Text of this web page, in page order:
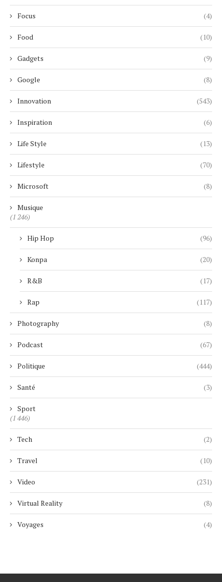
Focus (4)
Food (10)
Gadgets (9)
Google (8)
Innovation (543)
Inspiration (6)
Life Style (13)
Lifestyle (70)
Microsoft (8)
Musique
(1 246)
Hip Hop (96)
Konpa (20)
R&B (17)
Rap (117)
Photography (8)
Podcast (67)
Politique (444)
Santé (3)
Sport
(1 446)
Tech (2)
Travel (10)
Video (231)
Virtual Reality (8)
Voyages (4)